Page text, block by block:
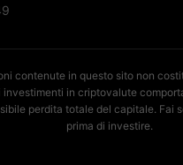
contenute in questo sito non
investimenti in criptovalute
perdita totale del capitale. Fai
prima di investire.